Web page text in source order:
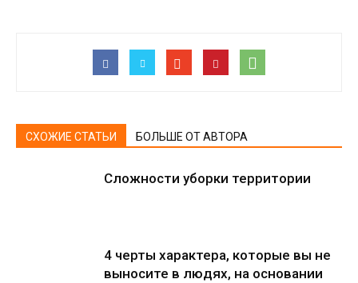
СХОЖИЕ СТАТЬИ БОЛЬШЕ ОТ АВТОРА
Сложности уборки территории
4 черты характера, которые вы не
выносите в людях, на основании